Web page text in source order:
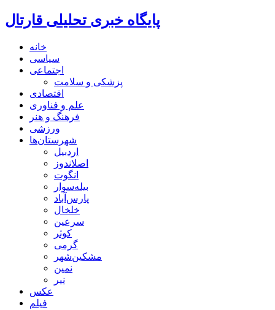
پایگاه خبری تحلیلی قارتال
خانه
سیاسی
اجتماعی
پزشکی و سلامت
اقتصادی
علم و فناوری
فرهنگ و هنر
ورزشی
شهرستان‌ها
اردبیل
اصلاندوز
انگوت
بیله‌سوار
پارس‌آباد
خلخال
سرعین
کوثر
گرمی
مشکین‌شهر
نمین
نیر
عکس
فیلم